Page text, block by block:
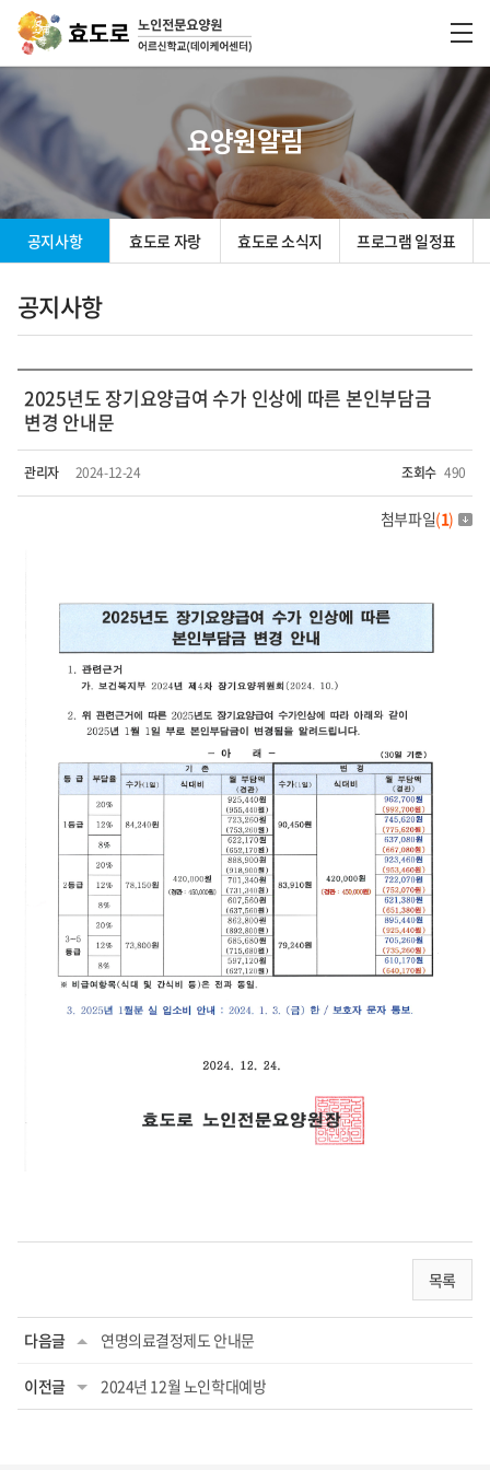
요양원알림
공지사항 효도로 자랑 효도로 소식지 프로그램 일정표
공지사항
2025년도 장기요양급여 수가 인상에 따른 본인부담금
변경 안내문
관리자 2024-12-24 조회수 490
첨부파일(1)
목록
다음글 연명의료결정제도 안내문
이전글 2024년 12월 노인학대예방